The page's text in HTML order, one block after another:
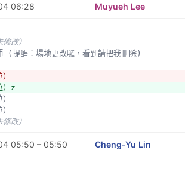
06:28 Muyueh Lee
改）
(提醒：場地更改囉，看到請把我刪除)
）z
改）
05:50 – 05:50 Cheng-Yu Lin